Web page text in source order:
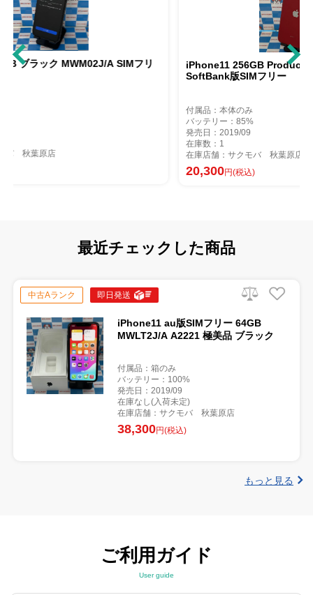
A SIMフリ
iPhone11 256GB Product Red MWM92J/A
SoftBank版SIMフリー
在庫店舗：サクモバ 秋葉原店
最近チェックした商品
中古Aランク 即日発送
iPhone11 au版SIMフリー 64GB
MWLT2J/A A2221 極美品 ブラック
付属品：箱のみ
バッテリー：100%
発売日：2019/09
在庫なし(入荷未定)
在庫店舗：サクモバ 秋葉原店
38,300円(税込)
もっと見る
ご利用ガイド
User guide